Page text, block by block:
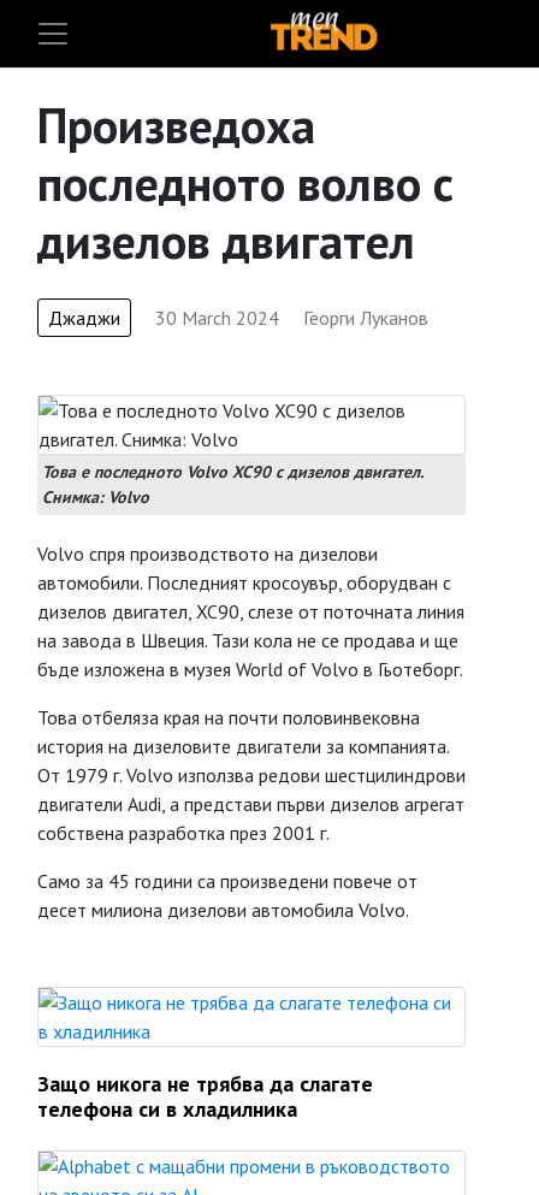
Произведоха
последното волво с
дизелов двигател
Джаджи 30 March 2024 Георги Луканов
Това е последното Volvo XC90 с дизелов двигател.
Снимка: Volvo
Volvo спря производството на дизелови
автомобили. Последният кросоувър, оборудван с
дизелов двигател, XC90, слезе от поточната линия
на завода в Швеция. Тази кола не се продава и ще
бъде изложена в музея World of Volvo в Гьотеборг.
Това отбеляза края на почти половинвековна
история на дизеловите двигатели за компанията.
От 1979 г. Volvo използва редови шестцилиндрови
двигатели Audi, а представи първи дизелов агрегат
собствена разработка през 2001 г.
Само за 45 години са произведени повече от
десет милиона дизелови автомобила Volvo.
Защо никога не трябва да слагате
телефона си в хладилника